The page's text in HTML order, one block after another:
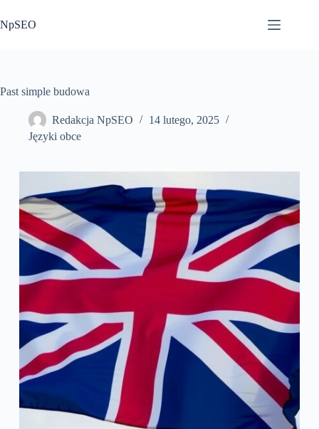
do
treści
NpSEO
Past simple budowa
Redakcja NpSEO
14 lutego, 2025
Języki obce